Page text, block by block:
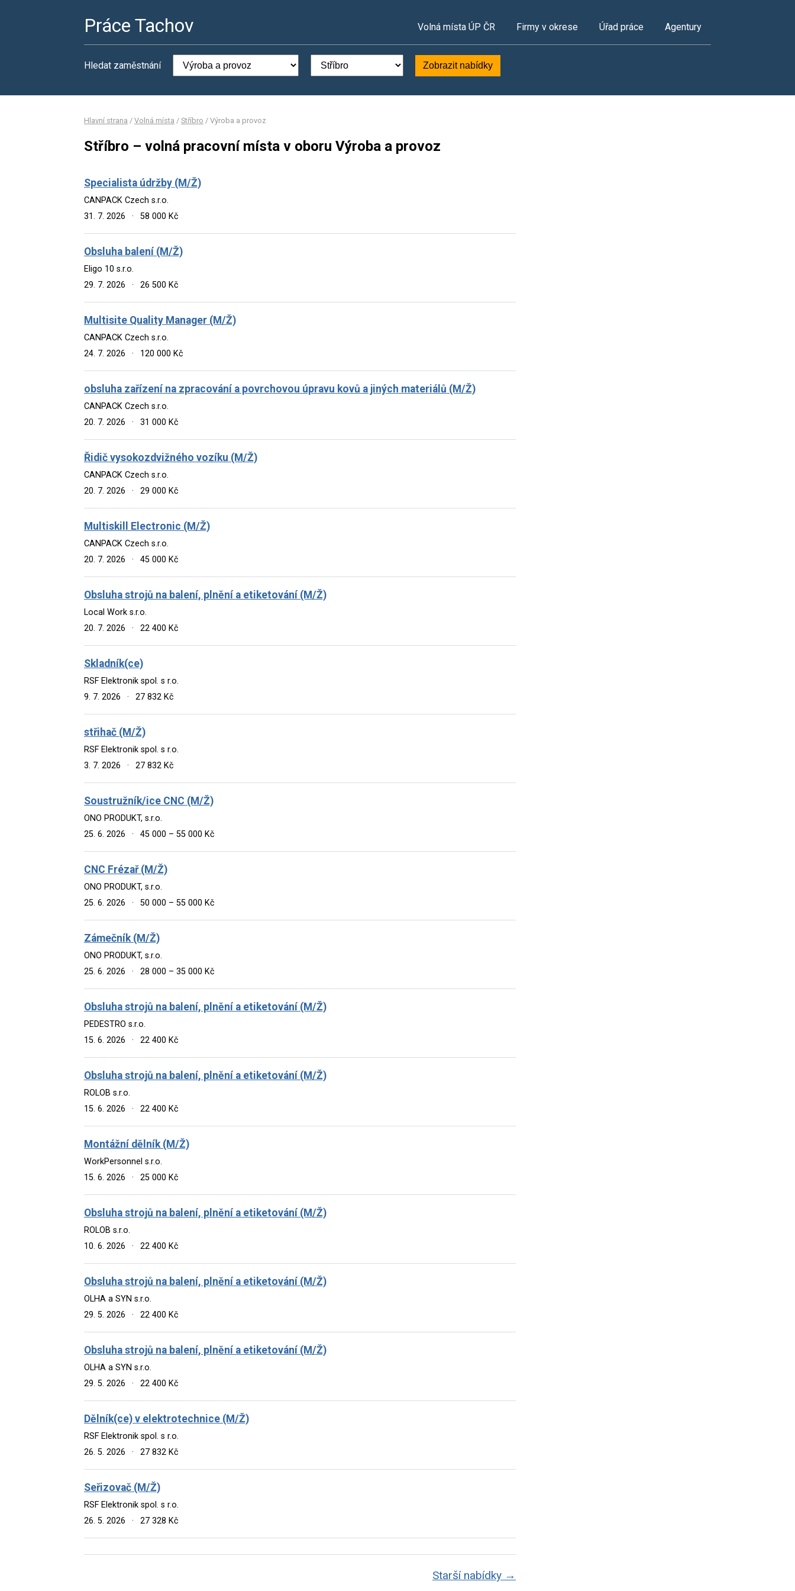
Práce Tachov Volná místa ÚP ČR Firmy v okrese Úřad práce Agentury
Hledat zaměstnání Zobrazit nabídky
Hlavní strana / Volná místa / Stříbro / Výroba a provoz
Stříbro – volná pracovní místa v oboru Výroba a provoz
Specialista údržby (M/Ž)
CANPACK Czech s.r.o.
31. 7. 2026
· 58 000 Kč
Obsluha balení (M/Ž)
Eligo 10 s.r.o.
29. 7. 2026
· 26 500 Kč
Multisite Quality Manager (M/Ž)
CANPACK Czech s.r.o.
24. 7. 2026
· 120 000 Kč
obsluha zařízení na zpracování a povrchovou úpravu kovů a jiných materiálů (M/Ž)
CANPACK Czech s.r.o.
20. 7. 2026
· 31 000 Kč
Řidič vysokozdvižného vozíku (M/Ž)
CANPACK Czech s.r.o.
20. 7. 2026
· 29 000 Kč
Multiskill Electronic (M/Ž)
CANPACK Czech s.r.o.
20. 7. 2026
· 45 000 Kč
Obsluha strojů na balení, plnění a etiketování (M/Ž)
Local Work s.r.o.
20. 7. 2026
· 22 400 Kč
Skladník(ce)
RSF Elektronik spol. s r.o.
9. 7. 2026
· 27 832 Kč
střihač (M/Ž)
RSF Elektronik spol. s r.o.
3. 7. 2026
· 27 832 Kč
Soustružník/ice CNC (M/Ž)
ONO PRODUKT, s.r.o.
25. 6. 2026
· 45 000 – 55 000 Kč
CNC Frézař (M/Ž)
ONO PRODUKT, s.r.o.
25. 6. 2026
· 50 000 – 55 000 Kč
Zámečník (M/Ž)
ONO PRODUKT, s.r.o.
25. 6. 2026
· 28 000 – 35 000 Kč
Obsluha strojů na balení, plnění a etiketování (M/Ž)
PEDESTRO s.r.o.
15. 6. 2026
· 22 400 Kč
Obsluha strojů na balení, plnění a etiketování (M/Ž)
ROLOB s.r.o.
15. 6. 2026
· 22 400 Kč
Montážní dělník (M/Ž)
WorkPersonnel s.r.o.
15. 6. 2026
· 25 000 Kč
Obsluha strojů na balení, plnění a etiketování (M/Ž)
ROLOB s.r.o.
10. 6. 2026
· 22 400 Kč
Obsluha strojů na balení, plnění a etiketování (M/Ž)
OLHA a SYN s.r.o.
29. 5. 2026
· 22 400 Kč
Obsluha strojů na balení, plnění a etiketování (M/Ž)
OLHA a SYN s.r.o.
29. 5. 2026
· 22 400 Kč
Dělník(ce) v elektrotechnice (M/Ž)
RSF Elektronik spol. s r.o.
26. 5. 2026
· 27 832 Kč
Seřizovač (M/Ž)
RSF Elektronik spol. s r.o.
26. 5. 2026
· 27 328 Kč
Starší nabídky →